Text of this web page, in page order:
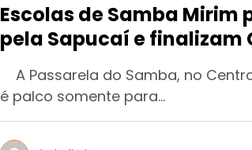
Escolas de Samba Mirim
pela Sapucaí e finalizam
A Passarela do Samba, no
é palco somente para…